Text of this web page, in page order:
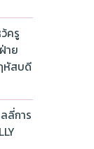
ครู
าย
หัสบดี
ลี่การ